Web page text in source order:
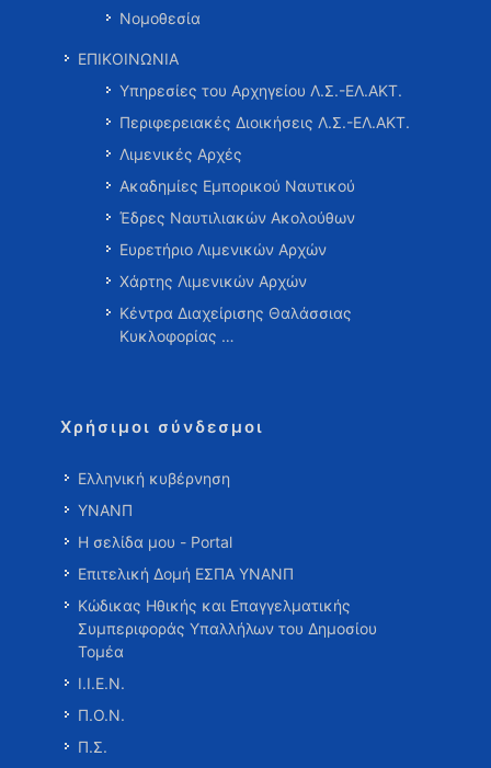
Νομοθεσία
ΕΠΙΚΟΙΝΩΝΙΑ
Υπηρεσίες του Αρχηγείου Λ.Σ.-ΕΛ.ΑΚΤ.
Περιφερειακές Διοικήσεις Λ.Σ.-ΕΛ.ΑΚΤ.
Λιμενικές Αρχές
Ακαδημίες Εμπορικού Ναυτικού
Έδρες Ναυτιλιακών Ακολούθων
Ευρετήριο Λιμενικών Αρχών
Χάρτης Λιμενικών Αρχών
Κέντρα Διαχείρισης Θαλάσσιας
Κυκλοφορίας …
Χρήσιμοι σύνδεσμοι
Ελληνική κυβέρνηση
ΥΝΑΝΠ
Η σελίδα μου - Portal
Επιτελική Δομή ΕΣΠΑ ΥΝΑΝΠ
Κώδικας Ηθικής και Επαγγελματικής
Συμπεριφοράς Υπαλλήλων του Δημοσίου
Τομέα
Ι.Ι.Ε.Ν.
Π.Ο.Ν.
Π.Σ.